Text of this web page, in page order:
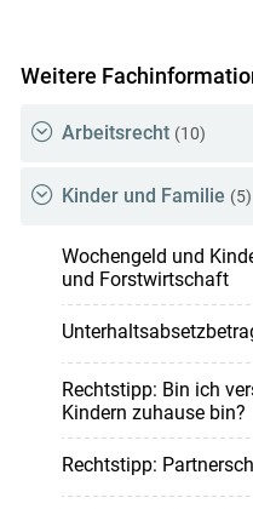
Weitere
Arbeitsrecht (10)
Kinder und Familie (5)
Wochengeld und
und Forstwirtschaft
Rechtstipp: Bin ich
Kindern zuhause bin?
Rechtstipp: